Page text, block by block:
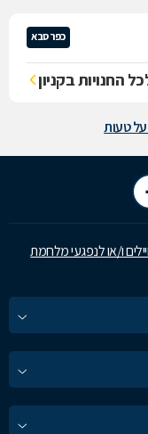
כפר סבא
החנויות בקניון
על טעות
ו/או לנפגעי מלחמת